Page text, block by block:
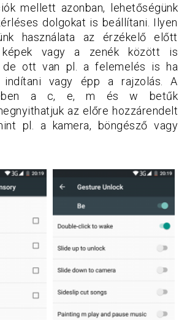
mellett azonban, lehetőségünk
dolgokat is beállítani. Ilyen
használata az érzékelő előtt
vagy a zenék között is
de ott van pl. a felemelés is ha
indítani vagy épp a rajzolás. A
a c, e, m és w betűk
az előre hozzárendelt
pl. a kamera, böngésző vagy